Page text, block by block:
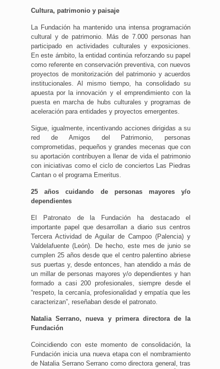
Cultura, patrimonio y paisaje
La Fundación ha mantenido una intensa programación
cultural y de patrimonio. Más de 7.000 personas han
participado en actividades culturales y exposiciones.
En este ámbito, la entidad continúa reforzando su papel
como referente en conservación preventiva, con nuevos
proyectos de monitorización del patrimonio y acuerdos
institucionales. Al mismo tiempo, ha consolidado su
apuesta por la innovación y el emprendimiento con la
puesta en marcha de hubs culturales y programas de
aceleración para entidades y proyectos emergentes.
Sigue, igualmente, incentivando acciones dirigidas a su
red de Amigos del Patrimonio, personas
comprometidas, pequeños y grandes mecenas que con
su aportación contribuyen a llenar de vida el patrimonio
con iniciativas como el ciclo de conciertos Las Piedras
Cantan o el programa Emeritus.
25 años cuidando de personas mayores y/o
dependientes
El Patronato de la Fundación ha destacado el
importante papel que desarrollan a diario sus centros
Tercera Actividad de Aguilar de Campoo (Palencia) y
Valdelafuente (León). De hecho, este mes de junio se
cumplen 25 años desde que el centro palentino abriese
sus puertas y, desde entonces, han atendido a más de
un millar de personas mayores y/o dependientes y han
formado a casi 200 profesionales, siempre desde el
“respeto, la cercanía, profesionalidad y empatía que les
caracterizan”, reseñaban desde el patronato.
Natalia Serrano, nueva y primera directora de la
Fundación
Coincidiendo con este momento de consolidación, la
Fundación inicia una nueva etapa con el nombramiento
de Natalia Serrano Serrano como directora general, tras